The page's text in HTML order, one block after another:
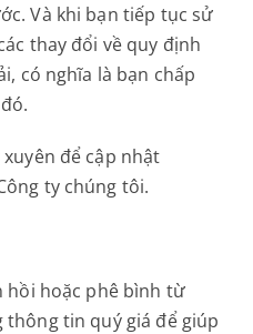
Và khi bạn tiếp tục sử
thay đổi về quy định
có nghĩa là bạn chấp
để cập nhật
ty chúng tôi.
hồi hoặc phê bình từ
thông tin quý giá để giúp